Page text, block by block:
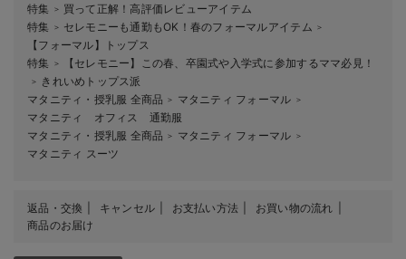
特集
＞ 買って正解！高評価レビューアイテム
特集
＞ セレモニーも通勤もOK！春のフォーマルアイテム ＞
【フォーマル】トップス
特集
＞ 【セレモニー】この春、卒園式や入学式に参加するママ必見！
＞
きれいめトップス派
マタニティ・授乳服 全商品 ＞ マタニティ フォーマル ＞
マタニティ オフィス 通勤服
マタニティ・授乳服 全商品 ＞ マタニティ フォーマル ＞
マタニティ スーツ
返品・交換 キャンセル お支払い方法
お買い物の流れ
商品のお届け